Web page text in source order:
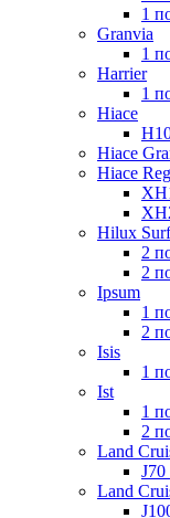
1
Granvia
1
Harrier
1
Hiace
Hiace
Hiace
Hilux Surf
2
2
Ipsum
1
2
Isis
1
Ist
1
2
Land
J70
Land